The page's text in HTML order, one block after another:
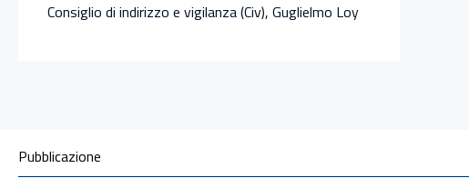
Consiglio di indirizzo e vigilanza (Civ), Guglielmo Loy
Condivisione social
Pubblicazione